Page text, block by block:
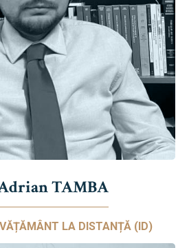
TAMBA
LA DISTANȚĂ (ID)